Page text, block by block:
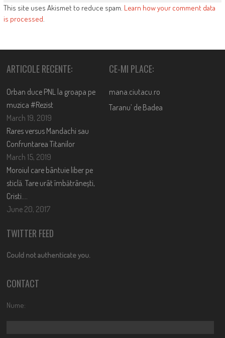
This site uses Akismet to reduce spam. Learn how your comment data
is processed
ARTICOLE RECENTE:
Orban duce PNL la groapa pe
muzica #Rezist
March 19, 2019
Rares versus Mandachi sau
Confruntarea Titanilor
March 15, 2019
Moroiul care bântuie liber pe
sticlă. Tare urât îmbătrânești,
Cristi….
June 20, 2017
CE-MI PLACE:
mana.ciutacu.ro
Taranu’ de Badea
TWITTER FEED
Could not authenticate you.
CONTACT
Nume: